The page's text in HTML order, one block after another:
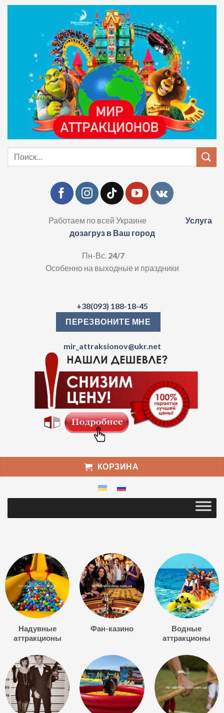
Skip
Искать:
Работаем по всей Украине
Услуга
дозагруз в Ваш город
Пн-Вс. 24/7
Особенно на выходные и праздники
+38(093) 188-18-45
ПЕРЕЗВОНИТЕ МНЕ
mir_attraksionov@ukr.net
КОРЗИНА
Надувные
аттракционы
Фан-казино
Водные
аттракционы